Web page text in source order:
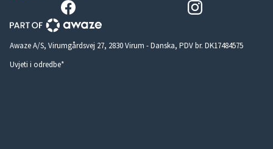
Awaze A/S, Virumgårdsvej 27, 2830 Virum - Danska, PDV br. DK17484575
Uvjeti i odredbe*